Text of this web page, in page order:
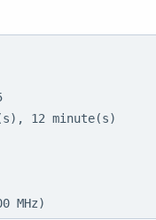
12 minute(s)
MHz)